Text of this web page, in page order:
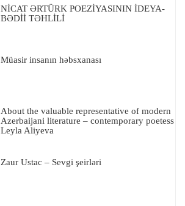
NİCAT ƏRTÜRK POEZİYASININ İDEYA-
BƏDİİ TƏHLİLİ
Müasir insanın həbsxanası
About the valuable representative of modern
Azerbaijani literature – contemporary poetess
Leyla Aliyeva
Zaur Ustac – Sevgi şeirləri